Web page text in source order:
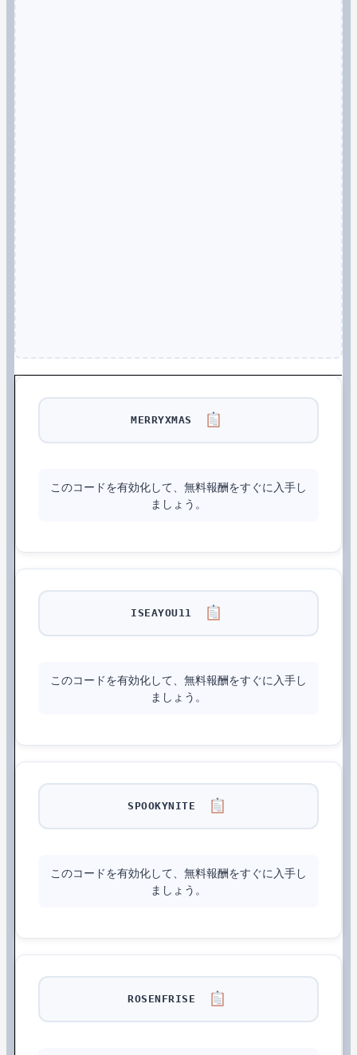
MERRYXMAS
このコードを有効化して、無料報酬をすぐに入手し
ましょう。
ISEAYOU11
このコードを有効化して、無料報酬をすぐに入手し
ましょう。
SPOOKYNITE
このコードを有効化して、無料報酬をすぐに入手し
ましょう。
ROSENFRISE